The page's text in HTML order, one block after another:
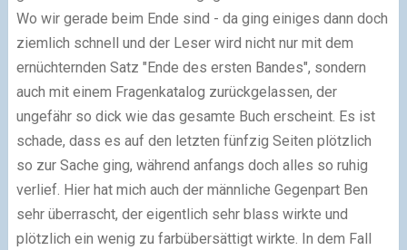
Wo wir gerade beim Ende sind - da ging einiges dann doch
ziemlich schnell und der Leser wird nicht nur mit dem
ernüchternden Satz "Ende des ersten Bandes", sondern
auch mit einem Fragenkatalog zurückgelassen, der
ungefähr so dick wie das gesamte Buch erscheint. Es ist
schade, dass es auf den letzten fünfzig Seiten plötzlich
so zur Sache ging, während anfangs doch alles so ruhig
verlief. Hier hat mich auch der männliche Gegenpart Ben
sehr überrascht, der eigentlich sehr blass wirkte und
plötzlich ein wenig zu farbübersättigt wirkte. In dem Fall